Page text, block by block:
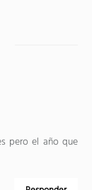
pero el año que